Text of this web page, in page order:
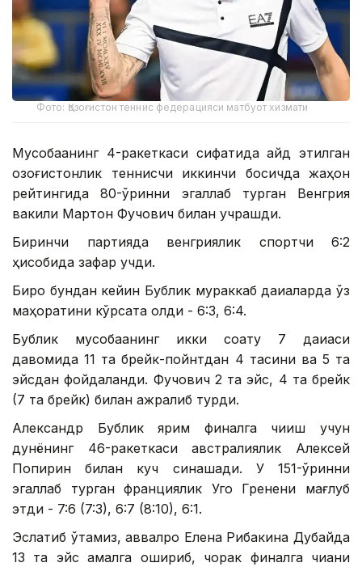
Фото: Қозоғистон теннис федерацияси матбуот хизмати
Мусобақанинг 4-ракеткаси сифатида қайд этилган
қозоғистонлик теннисчи иккинчи босқичда жаҳон
рейтингида 80-ўринни эгаллаб турган Венгрия
вакили Мартон Фучович билан учрашди.
Биринчи партияда венгриялик спортчи 6:2
ҳисобида зафар қучди.
Бироқ бундан кейин Бублик мураккаб дақиқаларда ўз
маҳоратини кўрсата олди - 6:3, 6:4.
Бублик мусобақанинг икки соату 7 дақиқаси
давомида 11 та брейк-пойнтдан 4 тасини ва 5 та
эйсдан фойдаланди. Фучович 2 та эйс, 4 та брейк
(7 та брейк) билан ажралиб турди.
Александр Бублик ярим финалга чиқиш учун
дунёнинг 46-ракеткаси австралиялик Алексей
Попирин билан куч синашади. У 151-ўринни
эгаллаб турган франциялик Уго Гренени мағлуб
этди - 7:6 (7:3), 6:7 (8:10), 6:1.
Эслатиб ўтамиз, аввалроқ Елена Рибакина Дубайда
13 та эйс амалга ошириб, чорак финалга чиққани